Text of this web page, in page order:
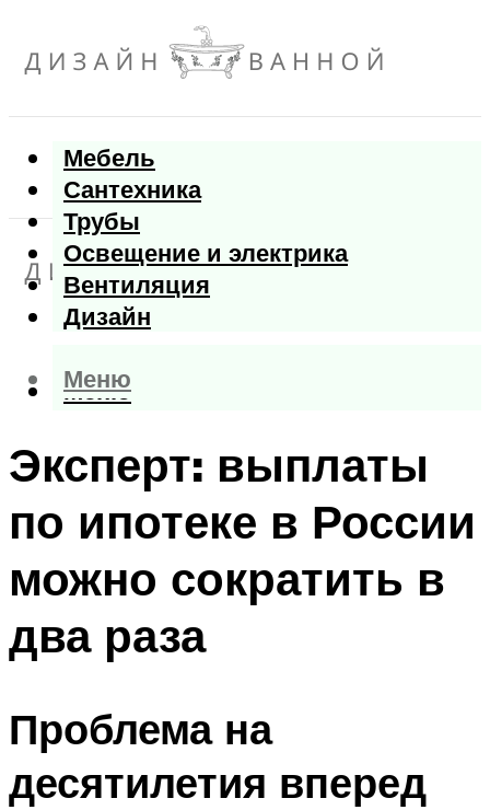
Мебель
Сантехника
Трубы
Освещение и электрика
Вентиляция
Дизайн
Меню
Меню
Эксперт: выплаты
по ипотеке в России
можно сократить в
два раза
Проблема на
десятилетия вперед